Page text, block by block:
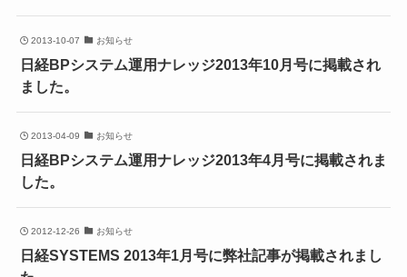
2013-10-07 お知らせ
日経BPシステム運用ナレッジ2013年10月号に掲載され
ました。
2013-04-09 お知らせ
日経BPシステム運用ナレッジ2013年4月号に掲載されま
した。
2012-12-26 お知らせ
日経SYSTEMS 2013年1月号に弊社記事が掲載されまし